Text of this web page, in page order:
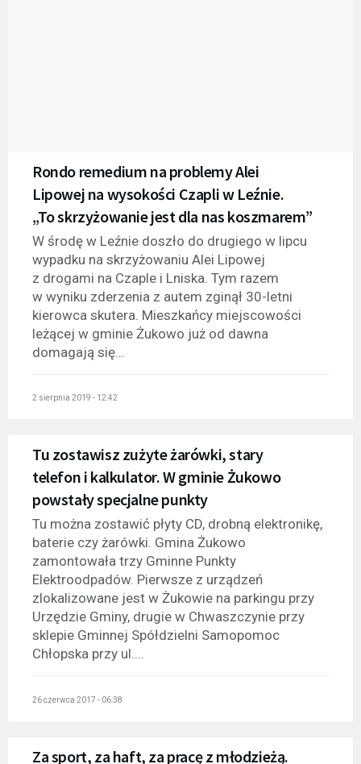
Rondo remedium na problemy Alei
Lipowej na wysokości Czapli w Leźnie.
„To skrzyżowanie jest dla nas koszmarem”
W środę w Leźnie doszło do drugiego w lipcu
wypadku na skrzyżowaniu Alei Lipowej
z drogami na Czaple i Lniska. Tym razem
w wyniku zderzenia z autem zginął 30-letni
kierowca skutera. Mieszkańcy miejscowości
leżącej w gminie Żukowo już od dawna
domagają się...
2 sierpnia 2019 - 12:42
Tu zostawisz zużyte żarówki, stary
telefon i kalkulator. W gminie Żukowo
powstały specjalne punkty
Tu można zostawić płyty CD, drobną elektronikę,
baterie czy żarówki. Gmina Żukowo
zamontowała trzy Gminne Punkty
Elektroodpadów. Pierwsze z urządzeń
zlokalizowane jest w Żukowie na parkingu przy
Urzędzie Gminy, drugie w Chwaszczynie przy
sklepie Gminnej Spółdzielni Samopomoc
Chłopska przy ul....
26 czerwca 2017 - 06:38
Za sport, za haft, za pracę z młodzieżą.